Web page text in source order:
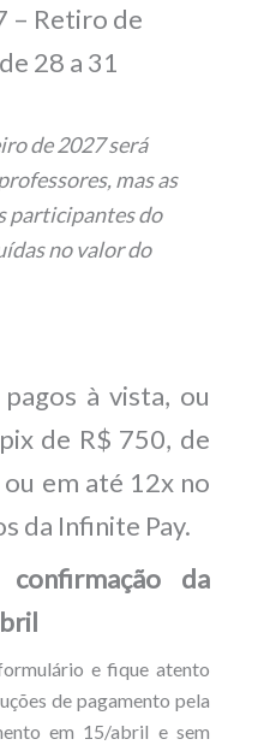
– Retiro de
28 a 31
de 2027 será
mas as
participantes do
no valor do
à vista, ou
de R$ 750, de
em até 12x no
da Infinite Pay.
da
e fique atento
de pagamento pela
em 15/abril e sem